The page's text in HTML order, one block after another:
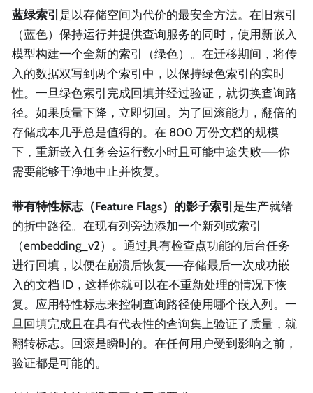
蓝绿索引 是以存储空间为代价的最安全方法。在旧索引
（蓝色）保持运行并提供查询服务的同时，使用新嵌入
模型构建一个全新的索引（绿色）。在迁移期间，将传
入的数据双写到两个索引中，以保持绿色索引的实时
性。一旦绿色索引完成回填并经过验证，就切换查询路
径。如果质量下降，立即切回。为了回滚能力，翻倍的
存储成本几乎总是值得的。在 800 万份文档的规模
下，重新嵌入任务会运行数小时且可能中途失败——你
需要能够干净地中止并恢复。
带有特性标志（Feature Flags）的影子索引 是生产就绪
的折中路径。在现有列旁边添加一个新列或索引
（embedding_v2）。通过具有检查点功能的后台任务
进行回填，以便在崩溃后恢复——存储最后一次成功嵌
入的文档 ID，这样你就可以在不重新处理的情况下恢
复。应用特性标志来控制查询路径使用哪个嵌入列。一
旦回填完成且在具有代表性的查询集上验证了质量，就
翻转标志。回滚是瞬时的。在任何用户受到影响之前，
验证都是可能的。